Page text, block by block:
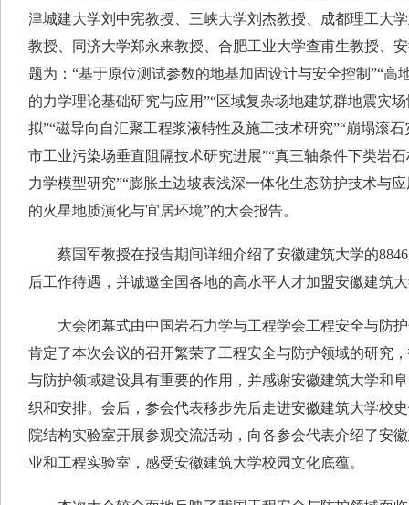
津城建大学刘中宪教授、三峡大学刘杰教授、成都理工大
教授、同济大学郑永来教授、合肥工业大学查甫生教授、
题为：“基于原位测试参数的地基加固设计与安全控制”“高
的力学理论基础研究与应用”“区域复杂场地建筑群地震灾
拟”“磁导向自汇聚工程浆液特性及施工技术研究”“崩塌滚
市工业污染场垂直阻隔技术研究进展”“真三轴条件下类岩
力学模型研究”“膨胀土边坡表浅深一体化生态防护技术与
的火星地质演化与宜居环境”的大会报告。
蔡国军教授在报告期间详细介绍了安徽建筑大学的8846
后工作待遇，并诚邀全国各地的高水平人才加盟安徽建筑
大会闭幕式由中国岩石力学与工程学会工程安全与防护
肯定了本次会议的召开繁荣了工程安全与防护领域的研究
与防护领域建设具有重要的作用，并感谢安徽建筑大学和
织和安排。会后，参会代表移步先后走进安徽建筑大学校
院结构实验室开展参观交流活动，向各参会代表介绍了安
业和工程实验室，感受安徽建筑大学校园文化底蕴。